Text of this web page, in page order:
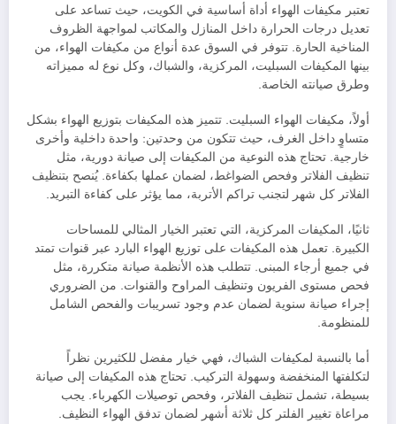
تعتبر مكيفات الهواء أداة أساسية في الكويت، حيث تساعد على
تعديل درجات الحرارة داخل المنازل والمكاتب لمواجهة الظروف
المناخية الحارة. تتوفر في السوق عدة أنواع من مكيفات الهواء، من
بينها المكيفات السبليت، المركزية، والشباك، وكل نوع له مميزاته
وطرق صيانته الخاصة.
أولاً، مكيفات الهواء السبليت. تتميز هذه المكيفات بتوزيع الهواء بشكل
متساوٍ داخل الغرف، حيث تتكون من وحدتين: واحدة داخلية وأخرى
خارجية. تحتاج هذه النوعية من المكيفات إلى صيانة دورية، مثل
تنظيف الفلاتر وفحص الضواغط، لضمان عملها بكفاءة. يُنصح بتنظيف
الفلاتر كل شهر لتجنب تراكم الأتربة، مما يؤثر على كفاءة التبريد.
ثانيًا، المكيفات المركزية، التي تعتبر الخيار المثالي للمساحات
الكبيرة. تعمل هذه المكيفات على توزيع الهواء البارد عبر قنوات تمتد
في جميع أرجاء المبنى. تتطلب هذه الأنظمة صيانة متكررة، مثل
فحص مستوى الفريون وتنظيف المراوح والقنوات. من الضروري
إجراء صيانة سنوية لضمان عدم وجود تسريبات والفحص الشامل
للمنظومة.
أما بالنسبة لمكيفات الشباك، فهي خيار مفضل للكثيرين نظراً
لتكلفتها المنخفضة وسهولة التركيب. تحتاج هذه المكيفات إلى صيانة
بسيطة، تشمل تنظيف الفلاتر، وفحص توصيلات الكهرباء. يجب
مراعاة تغيير الفلتر كل ثلاثة أشهر لضمان تدفق الهواء النظيف.